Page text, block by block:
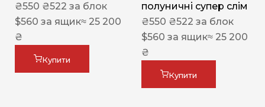
₴550 ₴522 за блок
$560 за ящик≈ 25 200
₴
Купити
полуничні супер слім
₴550 ₴522 за блок
$560 за ящик≈ 25 200
₴
Купити